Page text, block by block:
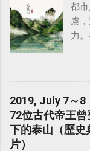
射
攀
來
莊
這
舊
一
都
慮
力
餚
化
這
次
約
大
2019, July 7～8
72位古代帝王
下的泰山（歷史
片）